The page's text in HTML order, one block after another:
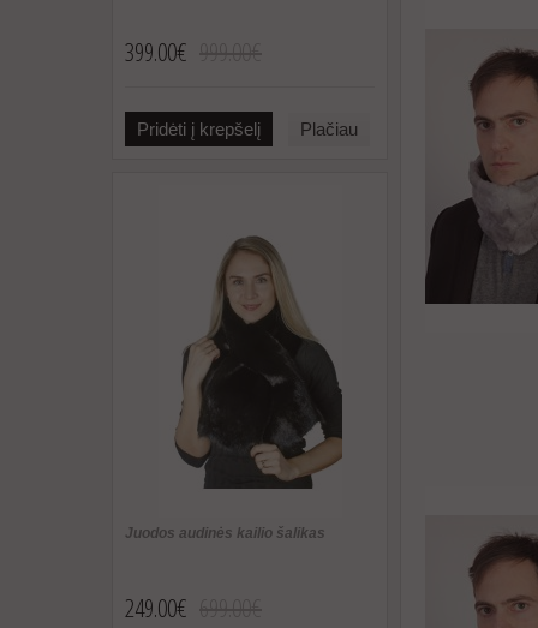
399.00€
Pridėti į krepšelį Plačiau
Juodos audinės kailio šalikas
249.00€